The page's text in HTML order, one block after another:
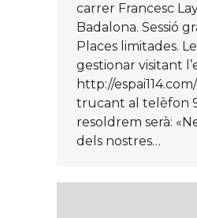
carrer Francesc
Badalona. Sessió
Places limitades.
gestionar visitant
http://
trucant al telèfon
resoldrem serà:
dels nostres…